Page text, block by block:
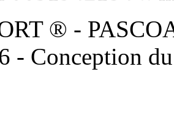
® -
- Conception